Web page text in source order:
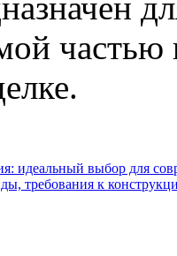
идеальный выбор для
требования к